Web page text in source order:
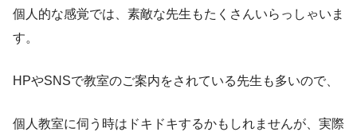
個人的な感覚では、素敵な先生もたくさんいらっしゃいま
す。
HPやSNSで教室のご案内をされている先生も多いので、
個人教室に伺う時はドキドキするかもしれませんが、実際